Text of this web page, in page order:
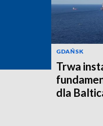
GDAŃSK
Trwa
dla